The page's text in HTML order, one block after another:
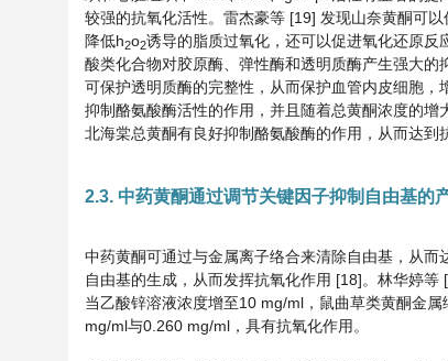
较强的抗氧化活性。雷杰豪等 [19] 发现山奈黄酮可
降低h2o2诱导的脂质过氧化，还可以促进氧化还原
酸类化合物对胶原酶、弹性酶和透明质酶产生强大
可保护透明质酶的完整性，从而保护血管内皮细胞
抑制酪氨酸酶活性的作用，并且随着总黄酮浓度的
北海棠总黄酮有良好抑制酪氨酸酶的作用，从而达到
2.3. 中药黄酮通过调节关键因子抑制自由基的
中药黄酮可通过与金属离子络合来清除自由基，从
自由基的生成，从而发挥抗氧化作用 [18]。林华婷
当乙酸锌溶液浓度增至10 mg/ml，鼠曲草类黄酮金
mg/ml与0.260 mg/ml，具有抗氧化作用。